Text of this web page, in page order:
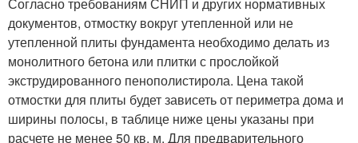
Согласно требованиям СНИП и других нормативных
документов, отмостку вокруг утепленной или не
утепленной плиты фундамента необходимо делать из
монолитного бетона или плитки с прослойкой
экструдированного пенополистирола. Цена такой
отмостки для плиты будет зависеть от периметра дома и
ширины полосы, в таблице ниже цены указаны при
расчете не менее 50 кв. м. Для предварительного